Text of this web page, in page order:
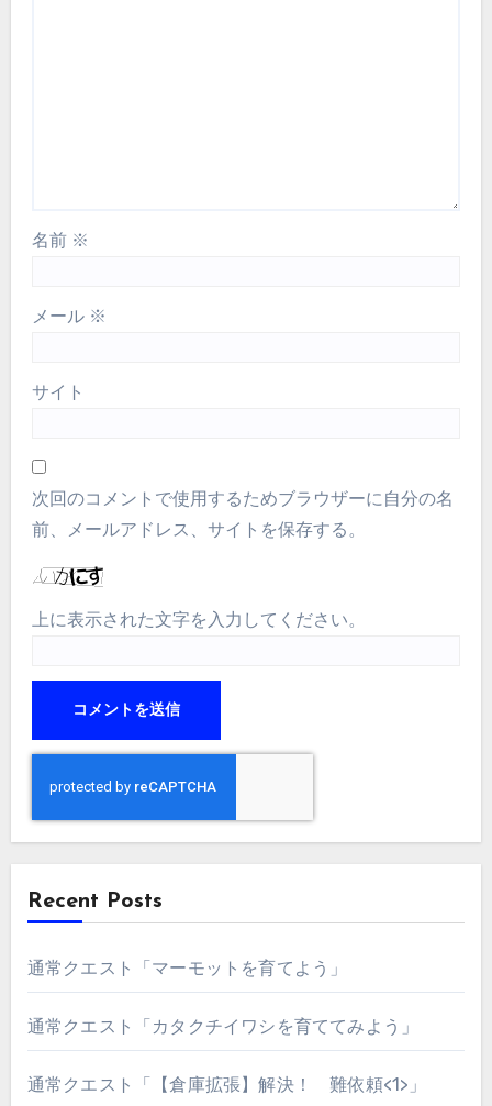
名前 ※
メール ※
サイト
次回のコメントで使用するためブラウザーに自分の名
前、メールアドレス、サイトを保存する。
上に表示された文字を入力してください。
Recent Posts
通常クエスト「マーモットを育てよう」
通常クエスト「カタクチイワシを育ててみよう」
通常クエスト「【倉庫拡張】解決！ 難依頼<1>」